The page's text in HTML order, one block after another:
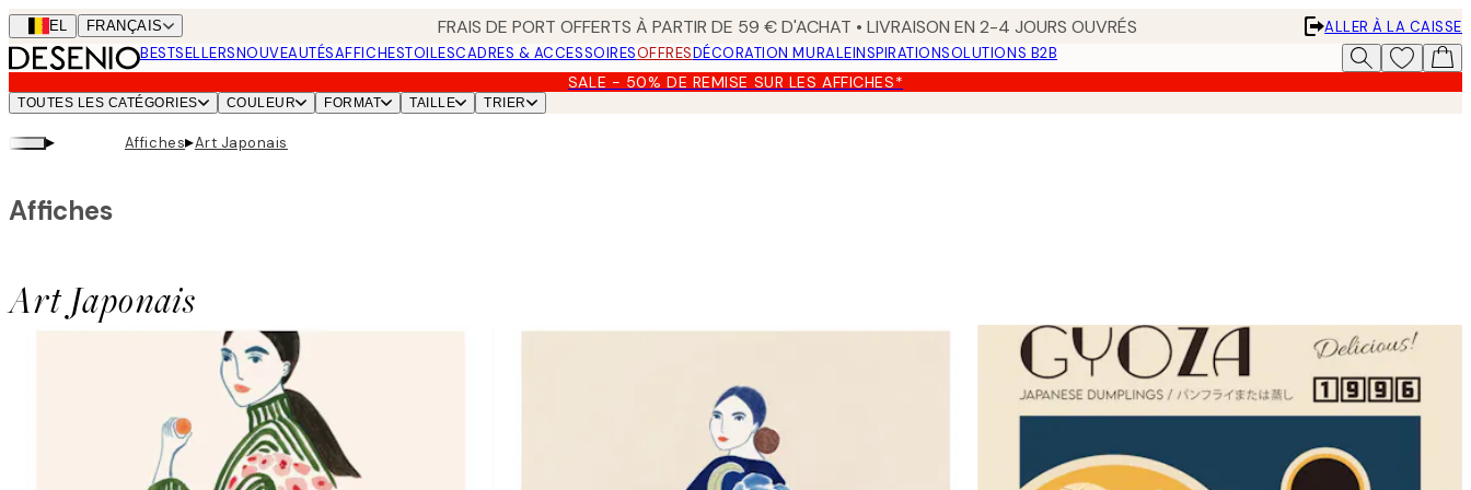
Skip
to
main
content.
BEL FRANÇAIS FRAIS DE PORT OFFERTS À PARTIR DE 59 € D'ACHAT • LIVRAISON EN 2-4 JOURS OUVRÉS
ALLER À LA CAISSE
BESTSELLERSNOUVEAUTÉSAFFICHESTOILESCADRES & ACCESSOIRESOFFRESDÉCORATION MURALEINSPIRATIONSOLUTIONS B2B
SALE - 50% DE REMISE SUR LES AFFICHES*
TOUTES LES CATÉGORIES COULEUR FORMAT TAILLE TRIER
▸ Affiches▸Art Japonais
Art Japonais
Affiches